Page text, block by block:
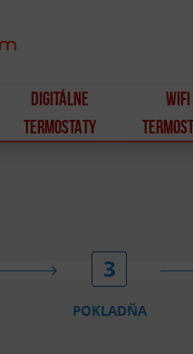
DIGITÁLNE
TERMOSTATY
WIFI
3
POKLADŇA